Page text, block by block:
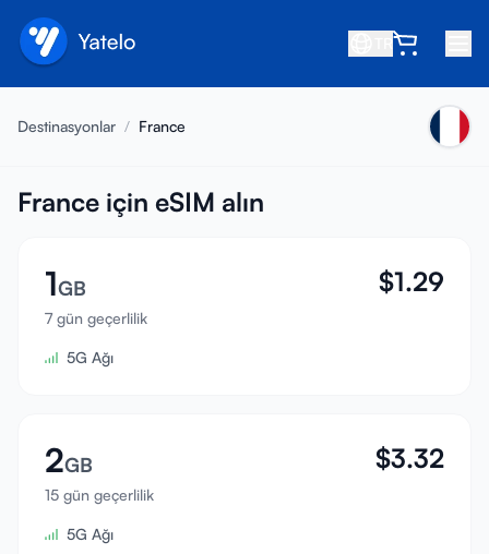
Hakkında
Arkadaş davet et
Ortak ol
Yardım Merkezi
Destek
Cihaz Uyumluluğu
Giriş Yap
Destinasyonlar / France
France için eSIM alın
1GB
7 gün geçerlilik
$1.29
5G Ağı
2GB
15 gün geçerlilik
$3.32
5G Ağı